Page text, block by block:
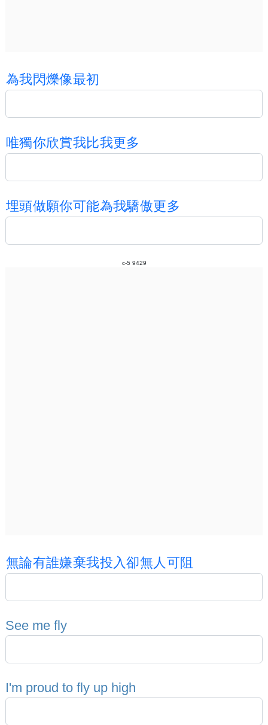
為我閃爍像最初
唯獨你欣賞我比我更多
埋頭做願你可能為我驕傲更多
c-5 9429
無論有誰嫌棄我投入卻無人可阻
See me fly
I'm proud to fly up high